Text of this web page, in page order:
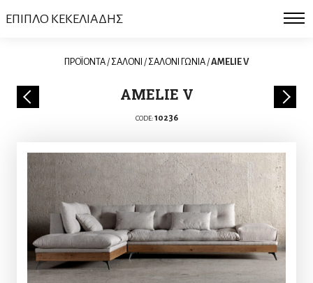
ΕΠΙΠΛΟ ΚΕΚΕΛΙΑΔΗΣ
ΠΡΟΪΟΝΤΑ / ΣΑΛΟΝΙ / ΣΑΛΟΝΙ ΓΩΝΙΑ /AMELIE V
AMELIE V
CODE: 10236